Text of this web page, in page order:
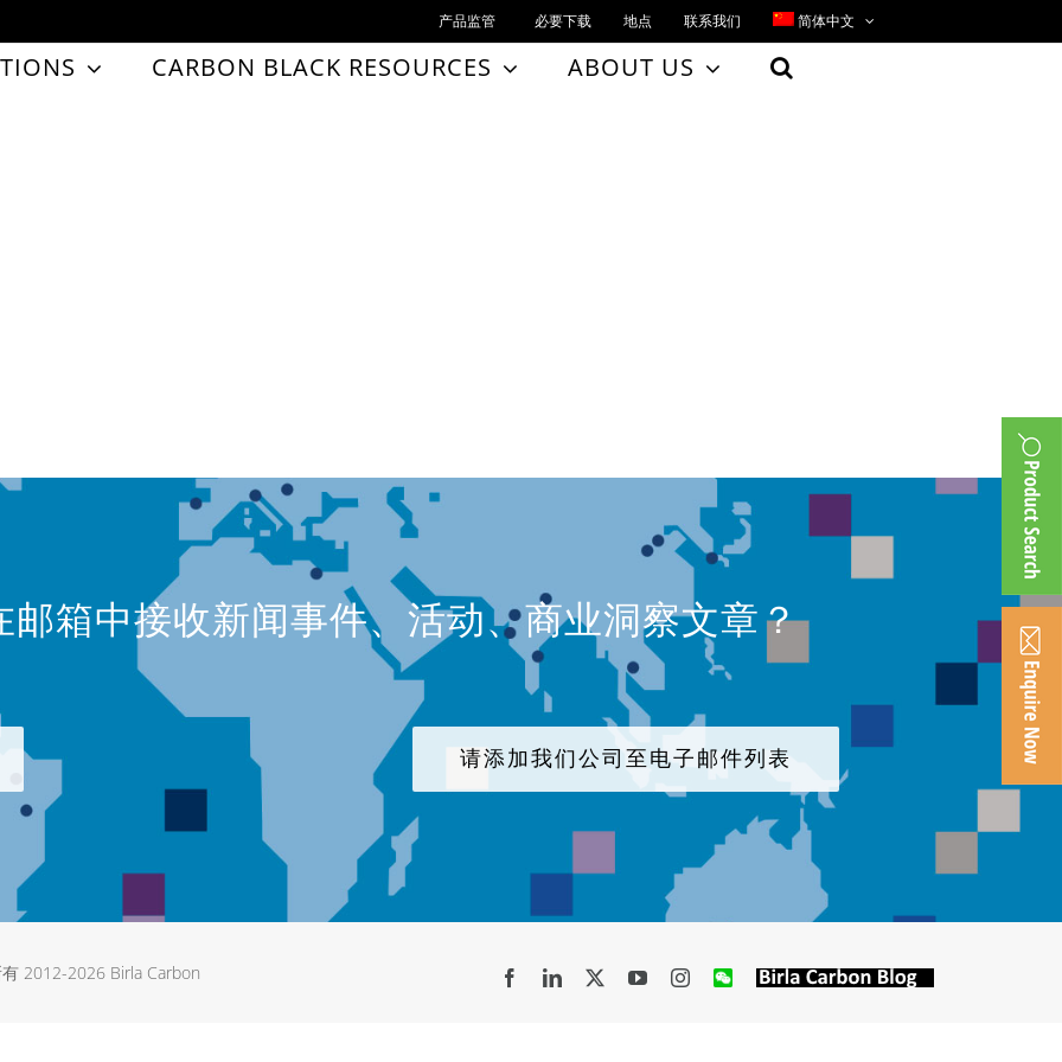
产品监管 必要下载 地点 联系我们 简体中文
CARBON BLACK RESOURCES ABOUT US
邮箱中接收新闻事件、活动、商业洞察文章？
请添加我们公司至电子邮件列表
2012-2026 Birla Carbon FacebookLinkedIn YouTubeInstagram
WeChatBirla